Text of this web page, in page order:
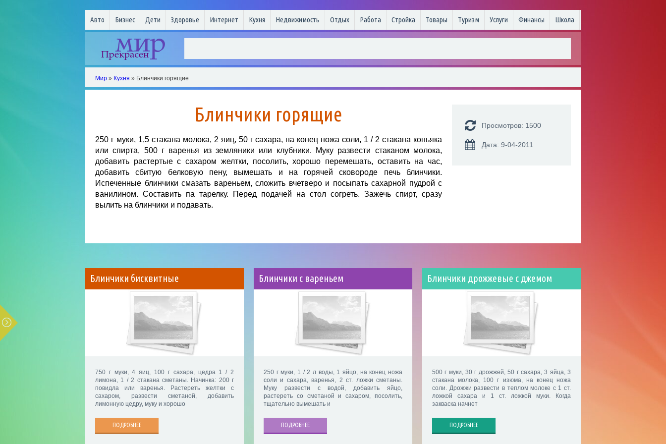
Авто Бизнес Дети Здоровье Интернет Кухня Недвижимость Отдых Работа Стройка Товары Туризм Услуги Финансы Школа
Мир » Кухня » Блинчики горящие
Блинчики горящие
250 г муки, 1,5 стакана молока, 2 яиц, 50 г сахара, на конец ножа соли, 1 / 2 стакана коньяка
или спирта, 500 г варенья из земляники или клубники. Муку развести стаканом молока,
добавить растертые с сахаром желтки, посолить, хорошо перемешать, оставить на час,
добавить сбитую белковую пену, вымешать и на горячей сковороде печь блинчики.
Испеченные блинчики смазать вареньем, сложить вчетверо и посыпать сахарной пудрой с
ванилином. Составить па тарелку. Перед подачей на стол согреть. Зажечь спирт, сразу
вылить на блинчики и подавать.
Просмотров: 1500
Дата: 9-04-2011
Блинчики бисквитные
750 г муки, 4 яиц, 100 г сахара, цедра 1 / 2
лимона, 1 / 2 стакана сметаны. Начинка: 200 г
повидла или варенья. Растереть желтки с
сахаром, развести сметаной, добавить
лимонную цедру, муку и хорошо
ПОДРОБНЕЕ
Блинчики с вареньем
250 г муки, 1 / 2 л воды, 1 яйцо, на конец ножа
соли и сахара, варенья, 2 ст. ложки сметаны.
Муку развести с водой, добавить яйцо,
растереть со сметаной и сахаром, посолить,
тщательно вымешать и
ПОДРОБНЕЕ
Блинчики дрожжевые с джемом
500 г муки, 30 г дрожжей, 50 г сахара, 3 яйца, 3
стакана молока, 100 г изюма, на конец ножа
соли. Дрожжи развести в теплом молоке с 1 ст.
ложкой сахара и 1 ст. ложкой муки. Когда
закваска начнет
ПОДРОБНЕЕ